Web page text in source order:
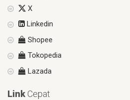
X
Linkedin
Shopee
Tokopedia
Lazada
Link Cepat